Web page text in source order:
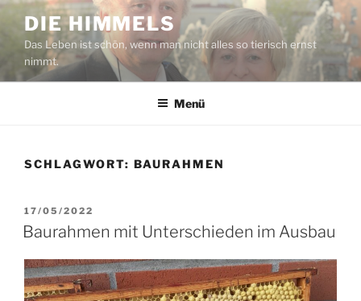
Zum
Inhalt
springen
DIE HIMMELS
Das Leben ist schön, wenn man nicht alles so tierisch ernst
nimmt.
Menü
SCHLAGWORT: BAURAHMEN
VERÖFFENTLICHT
AM
17/05/2022
Baurahmen mit Unterschieden im Ausbau